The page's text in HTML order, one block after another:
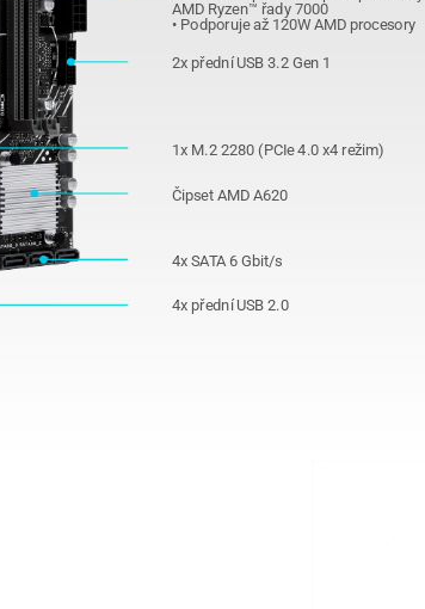
AMD Ryzen™ řady 7000
• Podporuje až 120W AMD procesory
2x přední USB 3.2 Gen 1
1x M.2 2280 (PCIe 4.0 x4 režim)
Čipset AMD A620
4x SATA 6 Gbit/s
4x přední USB 2.0